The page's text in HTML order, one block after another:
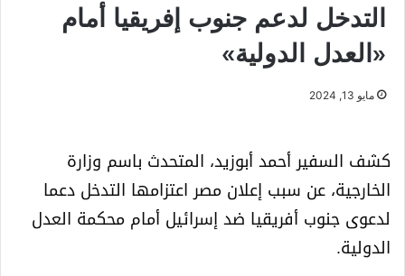
التدخل لدعم جنوب إفريقيا أمام
«العدل الدولية»
مايو 13, 2024
كشف السفير أحمد أبوزيد، المتحدث باسم وزارة
الخارجية، عن سبب إعلان مصر اعتزامها التدخل دعما
لدعوى جنوب أفريقيا ضد إسرائيل أمام محكمة العدل
الدولية.